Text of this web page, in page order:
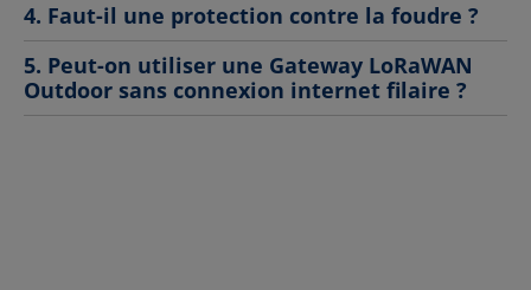
4. Faut-il une protection contre la foudre ?
5. Peut-on utiliser une Gateway LoRaWAN
Outdoor sans connexion internet filaire ?